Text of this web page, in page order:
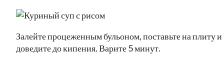
Залейте процеженным бульоном, поставьте на плиту и
доведите до кипения. Варите 5 минут.